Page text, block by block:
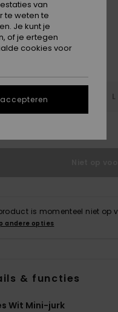
S L
is momenteel niet op
andere opties
& functies
Wit Mini-jurk
van
te weten te
Je kunt je
of je ertegen
cookies voor